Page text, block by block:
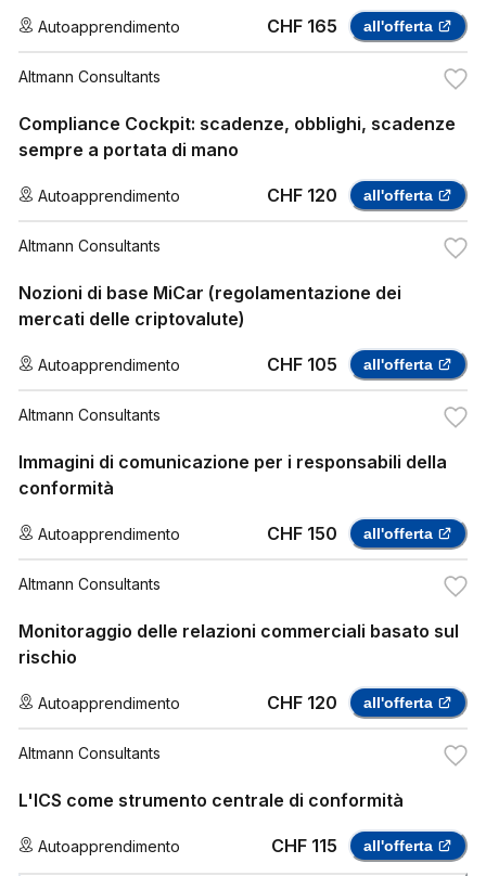
Autoapprendimento CHF 165 all'offerta
Altmann Consultants
Compliance Cockpit: scadenze, obblighi, scadenze
sempre a portata di mano
Autoapprendimento CHF 120 all'offerta
Altmann Consultants
Nozioni di base MiCar (regolamentazione dei
mercati delle criptovalute)
Autoapprendimento CHF 105 all'offerta
Altmann Consultants
Immagini di comunicazione per i responsabili della
conformità
Autoapprendimento CHF 150 all'offerta
Altmann Consultants
Monitoraggio delle relazioni commerciali basato sul
rischio
Autoapprendimento CHF 120 all'offerta
Altmann Consultants
L'ICS come strumento centrale di conformità
Autoapprendimento CHF 115 all'offerta